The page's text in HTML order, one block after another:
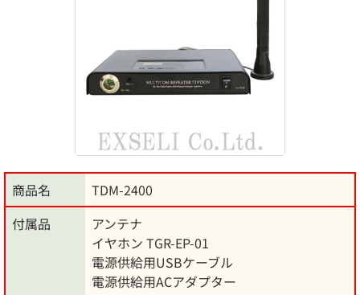
商品名
TDM-2400
付属品
アンテナ
イヤホン TGR-EP-01
電源供給用USBケーブル
電源供給用ACアダプター